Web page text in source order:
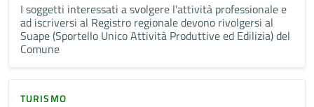
I soggetti interessati a svolgere l’attività professionale e
ad iscriversi al Registro regionale devono rivolgersi al
Suape (Sportello Unico Attività Produttive ed Edilizia) del
Comune
TURISMO